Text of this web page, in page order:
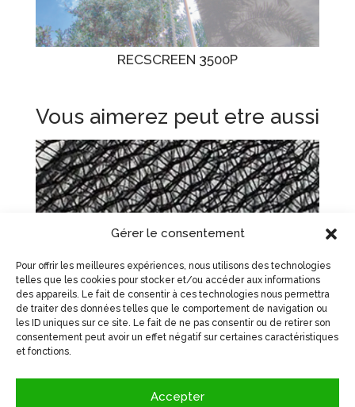
Gérer le consentement
Pour offrir les meilleures expériences, nous utilisons des technologies
telles que les cookies pour stocker et/ou accéder aux informations
des appareils. Le fait de consentir à ces technologies nous permettra
de traiter des données telles que le comportement de navigation ou
les ID uniques sur ce site. Le fait de ne pas consentir ou de retirer son
consentement peut avoir un effet négatif sur certaines caractéristiques
et fonctions.
Accepter
RECSCREEN 3500P
Vous aimerez peut etre aussi